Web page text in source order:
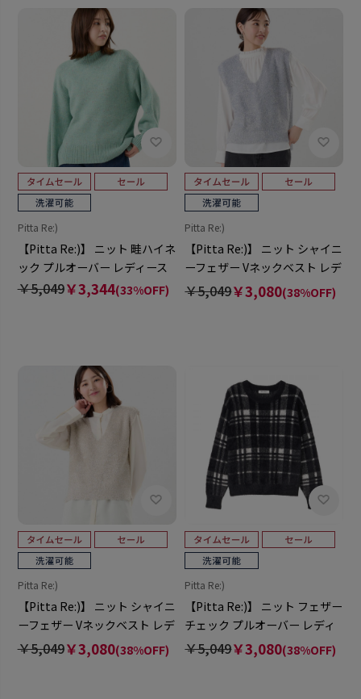
Pitta Re:)
【Pitta Re:)】 ニット 畦ハイネ
ック プルオーバー レディース
￥5,049￥3,344(33%OFF)
Pitta Re:)
【Pitta Re:)】 ニット シャイニ
ーフェザー Vネックベスト レデ
ィース
￥5,049￥3,080(38%OFF)
Pitta Re:)
【Pitta Re:)】 ニット シャイニ
ーフェザー Vネックベスト レデ
ィース
￥5,049￥3,080(38%OFF)
Pitta Re:)
【Pitta Re:)】 ニット フェザー
チェック プルオーバー レディ
ース
￥5,049￥3,080(38%OFF)